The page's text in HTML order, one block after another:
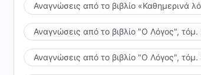
Αναγνώσεις από το βιβλίο «Καθημερινά
Αναγνώσεις από το βιβλίο "Ο Λόγος",
Αναγνώσεις από το βιβλίο "Ο Λόγος",